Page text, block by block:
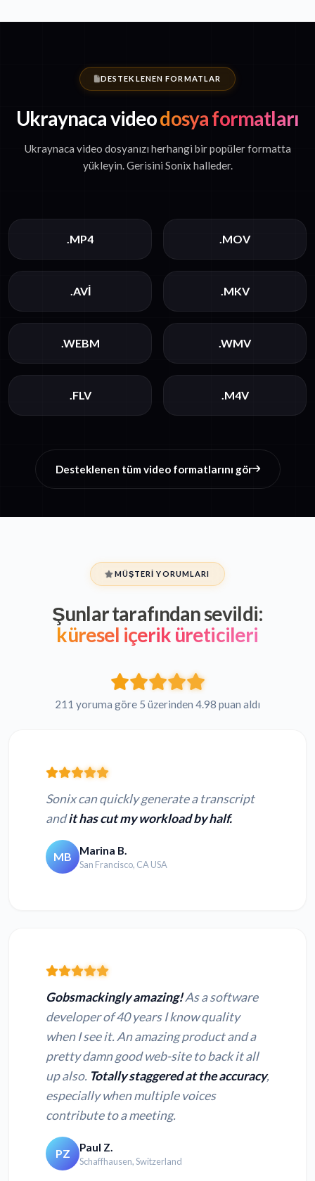
DESTEKLENEN FORMATLAR
Ukraynaca videodosya formatları
Ukraynaca video dosyanızı herhangi bir popüler formatta
yükleyin. Gerisini Sonix halleder.
.MP4 .MOV
.AVI .MKV
.WEBM .WMV
.FLV .M4V
Desteklenen tüm video formatlarını gör
MÜŞTERI YORUMLARI
Şunlar tarafından sevildi:
küresel içerik üreticileri
211 yoruma göre 5 üzerinden 4.98 puan aldı
Sonix can quickly generate a transcript
andit has cut my workload by half.
MB Marina B.
San Francisco, CA USA
Gobsmackingly amazing!As a software
developer of 40 years I know quality
when I see it. An amazing product and a
pretty damn good web-site to back it all
up also. Totally staggered at the accuracy,
especially when multiple voices
contribute to a meeting.
PZ Paul Z.
Schaffhausen, Switzerland